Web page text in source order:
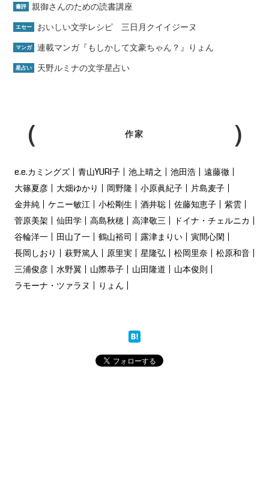
書評 親御さんのための読書講座
エセー おいしい文学レシピ 三日月クイイジーヌ
マンガ 連載マンガ『もしかして文豪ちゃん？』りょん
星占い 天野ルミナの文学星占い
作家
e.e.カミングズ 青山YURI子 池上晴之 池田浩
遠藤徹
大篠夏彦
大畑ゆかり 岡野隆 小原眞紀子
片島麦子
金井純
ケニー敏江 小松剛生 酒井聡 佐藤知恵子
紫雲
菅原美架
仙田学 高島秋穂 高津敬三
ドイナ・チェルニカ
谷輪洋一
田山了一 鶴山裕司 露津まりい
寅間心閑
長岡しおり
萩野篤人 原里実 星隆弘 松岡里奈
松原和音
三浦俊彦
水野翼 山際恭子 山田隆道
山本俊則
ラモーナ・ツァラヌ
りょん